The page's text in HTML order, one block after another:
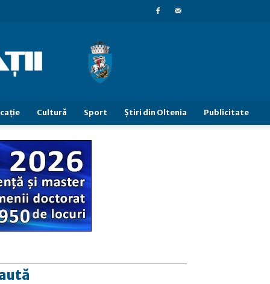
Cultură Sport Știri din Oltenia Publicitate